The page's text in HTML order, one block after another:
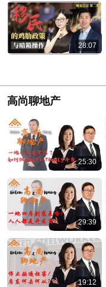
28:07
高尚聊地产
25:30
29:39
19:12